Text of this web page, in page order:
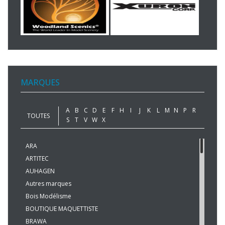
MARQUES
TOUTES
A B C D E F H I J K L M N P
R
S
T V W X
ARA
ARTITEC
AUHAGEN
Autres marques
Bois Modélisme
BOUTIQUE MAQUETTISTE
BRAWA